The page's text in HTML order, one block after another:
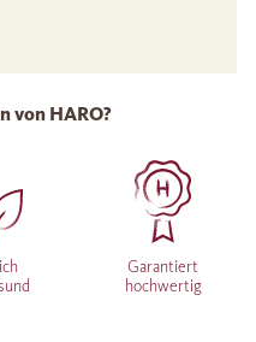
von HARO?
Garantiert
hochwertig